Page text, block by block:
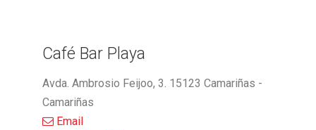
Café Bar Playa
Avda. Ambrosio Feijoo, 3. 15123 Camariñas -
Camariñas
Email